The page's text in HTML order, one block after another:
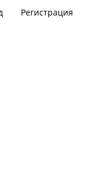
Регистрация